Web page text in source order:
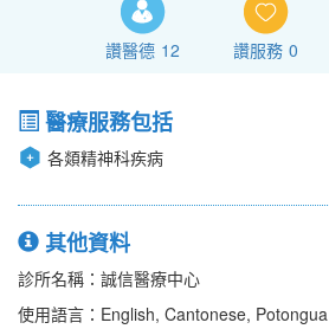
讚醫德 12 讚服務 0
醫療服務包括
各顃精神科疾病
其他資料
診所名稱：誠信醫療中心
使用語言：English, Cantonese, Potongua